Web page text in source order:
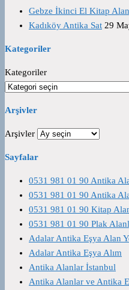
Gebze İkinci El Kitap
Kadıköy Antika Sat 29
Kategoriler
Kategoriler
Arşivler
Arşivler
Sayfalar
0531 981 01 90 Antika
0531 981 01 90 Antika
0531 981 01 90 Kitap
0531 981 01 90 Plak
Adalar Antika Eşya Alan
Adalar Antika Eşya Alım
Antika Alanlar İstanbul
Antika Alanlar ve Antika